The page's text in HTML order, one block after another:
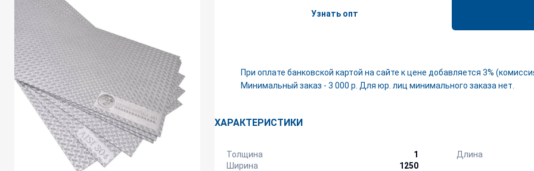
Узнать опт
При оплате банковской картой на сайте к цене добавляется 3%
Минимальный заказ - 3 000 р. Для юр. лиц минимального заказа нет.
ХАРАКТЕРИСТИКИ
Толщина
1
Ширина
1250
Длина